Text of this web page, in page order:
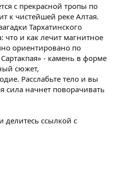
с прекрасной тропы по
к чистейшей реке Алтая.
Тархатинского
что и как лечит магнитное
ориентировано по
- камень в форме
сюжет,
Расслабьте тело и вы
сила начнет поворачивать
делитесь ссылкой с